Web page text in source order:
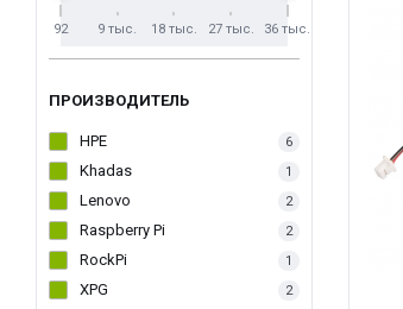
92 9 тыс. 18 тыс. 27 тыс. 36 тыс.
ПРОИЗВОДИТЕЛЬ
HPE 6
Khadas 1
Lenovo 2
Raspberry Pi 2
RockPi 1
XPG 2